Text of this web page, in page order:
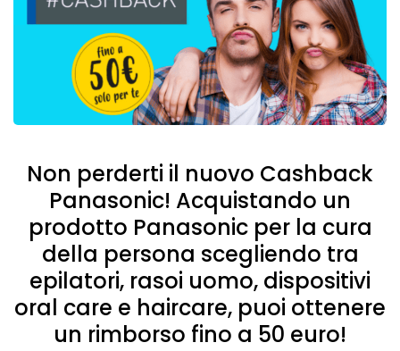
Non perderti il nuovo Cashback
Panasonic! Acquistando un
prodotto Panasonic per la cura
della persona scegliendo tra
epilatori, rasoi uomo, dispositivi
oral care e haircare, puoi ottenere
un rimborso fino a 50 euro!